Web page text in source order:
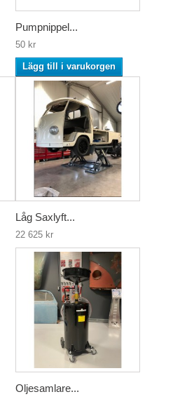
Pumpnippel...
50 kr
Lägg till i varukorgen
Låg Saxlyft...
22 625 kr
Oljesamlare...